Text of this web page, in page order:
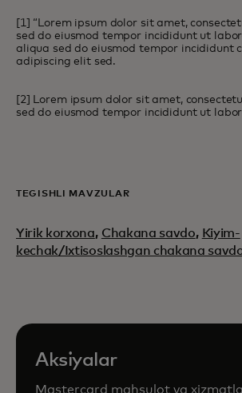
[1] “Lorem ipsum dolor sit amet,
sed do eiusmod tempor incididunt ut
aliqua sed do eiusmod tempor incididunt
adipiscing elit sed.
[2] Lorem ipsum dolor sit amet,
sed do eiusmod tempor incididunt ut
TEGISHLI MAVZULAR
Yirik korxona, Chakana savdo, Kiyim-
kechak/Ixtisoslashgan chakana
Aksiyalar
Mastercard mahsulot va